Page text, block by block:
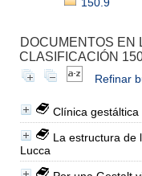
DOCUMENTOS EN
CLASIFICACIÓN
Refinar
Clínica gestáltica
La estructura de
Lucca